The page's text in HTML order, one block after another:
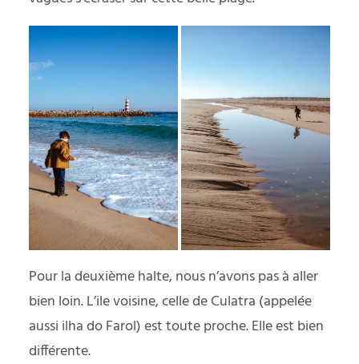
Pour la deuxième halte, nous n’avons pas à aller
bien loin. L’ile voisine, celle de Culatra (appelée
aussi ilha do Farol) est toute proche. Elle est bien
différente.